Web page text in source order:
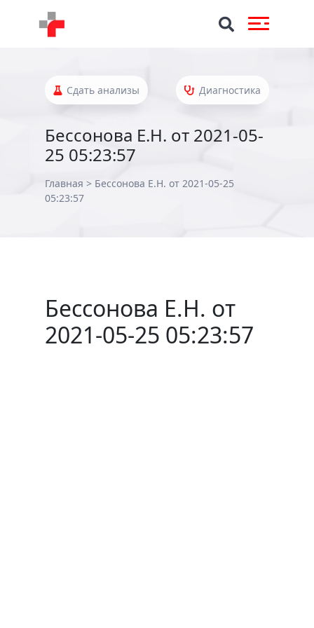
Сдать анализы Диагностика
Бессонова Е.Н. от 2021-05-
25 05:23:57
Главная > Бессонова Е.Н. от 2021-05-25
05:23:57
Бессонова Е.Н. от
2021-05-25 05:23:57